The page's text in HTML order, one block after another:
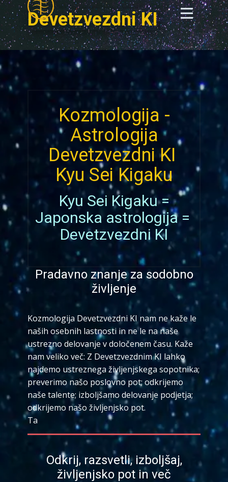
Devetzvezdni KI
0
Kozmologija -
Astrologija
Devetzvezdni KI
Kyu Sei Kigaku
Kyu Sei Kigaku =
Japonska astrologija =
Devetzvezdni KI
Pradavno znanje za sodobno
življenje
Kozmologija Devetzvezdni KI nam ne kaže le
naših osebnih lastnosti in ne le na naše
ustrezno delovanje v določenem času. Kaže
nam veliko več: Z Devetzvezdnim KI lahko
najdemo ustreznega življenjskega sopotnika;
preverimo našo poslovno pot; odkrijemo
naše talente; izboljšamo delovanje podjetja;
odkrijemo našo življenjsko pot.
Ta
Odkrij, razsvetli, izboljšaj,
življenjsko pot in več